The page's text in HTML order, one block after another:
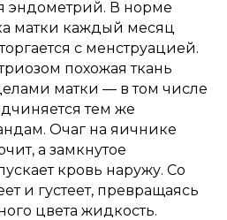
эндометрий. В норме
матки каждый месяц
с менструацией.
похожая ткань
матки — в том числе
тем же
Очаг на яичнике
а замкнутое
кровь наружу. Со
и густеет, превращаясь
цвета жидкость.